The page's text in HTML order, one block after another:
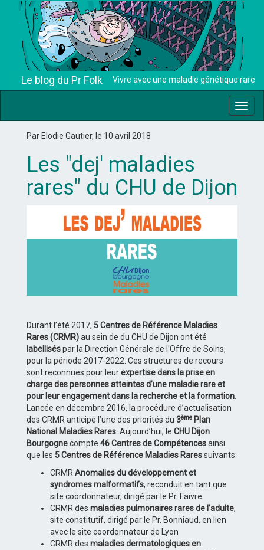
Le blog du Pr Folk Vivre avec une maladie génétique rare
Par Elodie Gautier, le 10 avril 2018
Les "dej' maladies
rares" du CHU de Dijon
Durant l’été 2017, 5 Centres de Référence Maladies
Rares (CRMR)au sein de du CHU de Dijon ont été
labelliséspar la Direction Générale de l'Offre de Soins,
pour la période 2017-2022. Ces structures de recours
sont reconnues pour leurexpertise dans la prise en
charge des personnes atteintes d’une maladie rare et
pour leur engagement dans la recherche et la formation.
Lancée en décembre 2016, la procédure d’actualisation
des CRMR anticipe l’une des priorités du 3ème Plan
National Maladies Rares. Aujourd’hui, le CHU Dijon
Bourgognecompte 46 Centres de Compétencesainsi
que les 5 Centres de Référence Maladies Raressuivants:
CRMRAnomalies du développement et
syndromes malformatifs, reconduit en tant que
site coordonnateur, dirigé par le Pr. Faivre
CRMR des maladies pulmonaires rares de l’adulte,
site constitutif, dirigé par le Pr. Bonniaud, en lien
avec le site coordonnateur de Lyon
CRMR des maladies dermatologiques en